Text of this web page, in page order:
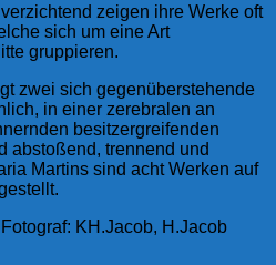
zeigen ihre Werke oft
sich um eine Art
gruppieren.
zwei sich gegenüberstehende
in einer zerebralen an
besitzergreifenden
abstoßend, trennend und
Martins sind acht Werken auf
KH.Jacob, H.Jacob